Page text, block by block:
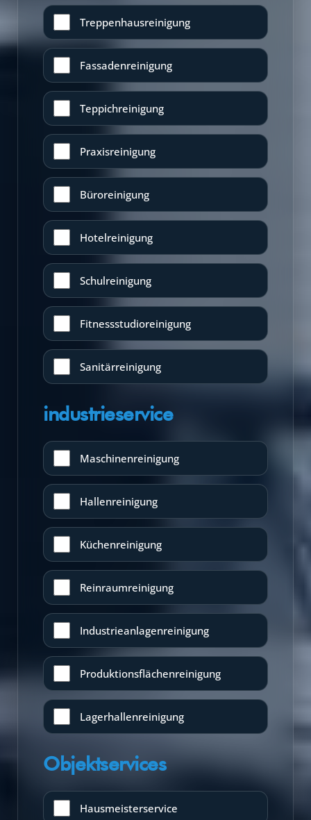
Treppenhausreinigung
Fassadenreinigung
Teppichreinigung
Praxisreinigung
Büroreinigung
Hotelreinigung
Schulreinigung
Fitnessstudioreinigung
Sanitärreinigung
industrieservice
Maschinenreinigung
Hallenreinigung
Küchenreinigung
Reinraumreinigung
Industrieanlagenreinigung
Produktionsflächenreinigung
Lagerhallenreinigung
Objektservices
Hausmeisterservice